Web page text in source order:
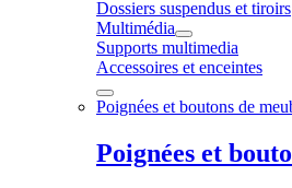
Dossiers suspendus et tiroirs
Multimédia
Supports multimedia
Accessoires et enceintes
Poignées et boutons de
Poignées et